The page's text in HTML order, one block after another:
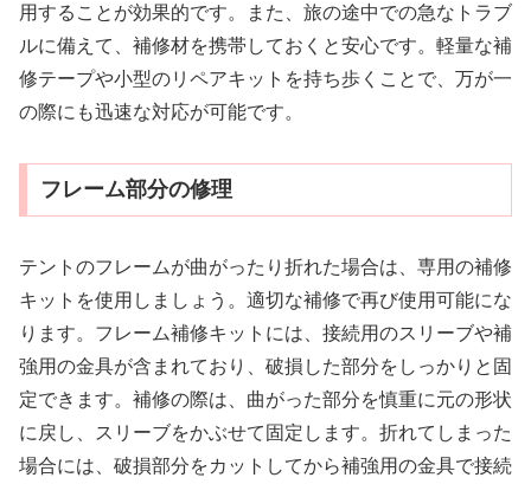
用することが効果的です。また、旅の途中での急なトラブ
ルに備えて、補修材を携帯しておくと安心です。軽量な補
修テープや小型のリペアキットを持ち歩くことで、万が一
の際にも迅速な対応が可能です。
フレーム部分の修理
テントのフレームが曲がったり折れた場合は、専用の補修
キットを使用しましょう。適切な補修で再び使用可能にな
ります。フレーム補修キットには、接続用のスリーブや補
強用の金具が含まれており、破損した部分をしっかりと固
定できます。補修の際は、曲がった部分を慎重に元の形状
に戻し、スリーブをかぶせて固定します。折れてしまった
場合には、破損部分をカットしてから補強用の金具で接続